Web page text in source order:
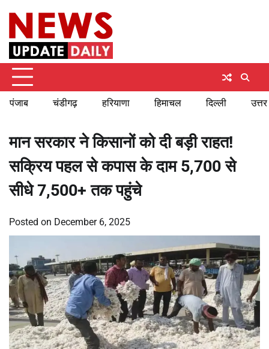
content
पंजाब चंडीगढ़ हरियाणा हिमाचल दिल्ली
मान सरकार ने किसानों को दी बड़ी राहत!
सक्रिय पहल से कपास के दाम 5,700 से
सीधे 7,500+ तक पहुंचे
Posted on December 6, 2025